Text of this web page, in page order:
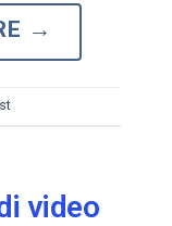
→
video